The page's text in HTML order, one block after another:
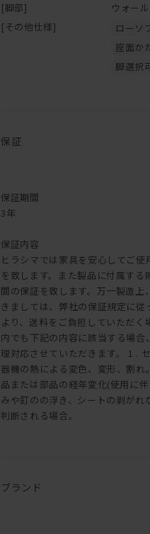
[脚部]
ウォー
[その他仕様]
ローソ
座面か
脚選択
保証
保証期間
3年
保証内容
ヒラシマでは家具を安心してご
を致します。また製品に付属す
間の保証を致します。万一製造
きましては、弊社の保証規定に
より、送料をご負担していただ
内でも下記の内容に該当する場
理対応させていただきます。 1 .
器機の熱による変色、変形、割
品または部品の経年変化(使用に
みや釘のの浮き、シートの剥が
判断される場合。
ブランド